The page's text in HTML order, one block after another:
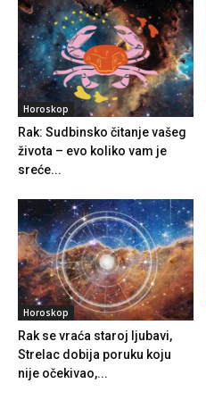
Horoskop
Rak: Sudbinsko čitanje vašeg
života – evo koliko vam je
sreće...
Horoskop
Rak se vraća staroj ljubavi,
Strelac dobija poruku koju
nije očekivao,...